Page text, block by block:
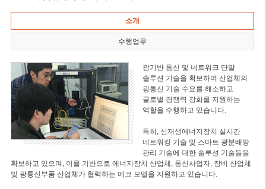
소개
수행업무
광기반 통신 및 네트워크 단말
솔루션 기술을 확보하여 산업체의
광통신 기술 수요를 해소하고
글로벌 경쟁력 강화를 지원하는
역할을 수행하고 있습니다.
특히, 신재생에너지장치 실시간
네트워킹 기술 및 스마트 광분배망
관리 기술에 대한 솔루션 기술들을
확보하고 있으며, 이를 기반으로 에너지장치 산업체, 통신사업자, 장비 산업체
및 광통신부품 산업체가 협력하는 에코 모델을 지원하고 있습니다.